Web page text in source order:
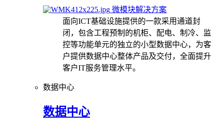
微模块解决方案
面向ICT基础设施提供的一款采用通道封
闭，包含工程预制的机柜、配电、制冷、监
控等功能单元的独立的小型数据中心，为客
户提供数据中心整体产品及交付，全面提升
客户IT服务管理水平。
数据中心
数据中心